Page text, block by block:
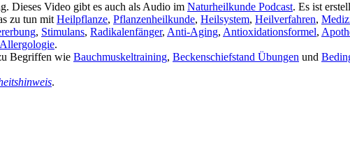
Dieses Video gibt es auch als Audio im Naturheilkunde Podcast. Es ist
zu tun mit Heilpflanze, Pflanzenheilkunde, Heilsystem, Heilverfahren,
, Stimulans, Radikalenfänger, Anti-Aging, Antioxidationsformel,
Allergologie.
Begriffen wie Bauchmuskeltraining, Beckenschiefstand Übungen und
.